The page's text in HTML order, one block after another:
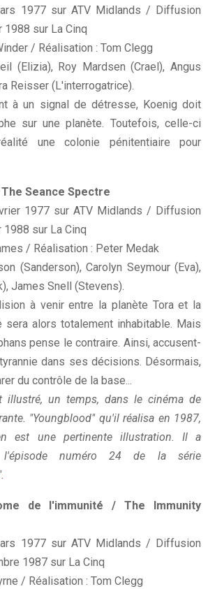
1977 sur ATV Midlands / Diffusion
1988 sur La Cinq
/ Réalisation : Tom Clegg
(Elizia), Roy Mardsen (Crael), Angus
Reisser (L'interrogatrice).
à un signal de détresse, Koenig doit
sur une planète. Toutefois, celle-ci
une colonie pénitentiaire pour
Seance Spectre
1977 sur ATV Midlands / Diffusion
1988 sur La Cinq
/ Réalisation : Peter Medak
(Sanderson), Carolyn Seymour (Eva),
James Snell (Stevens).
à venir entre la planète Tora et la
sera alors totalement inhabitable. Mais
pense le contraire. Ainsi, accusent-
dans ses décisions. Désormais,
du contrôle de la base...
illustré, un temps, dans le cinéma de
"Youngblood" qu'il réalisa en 1987,
est une pertinente illustration. Il a
l'épisode numéro 24 de la série
de l'immunité / The Immunity
1977 sur ATV Midlands / Diffusion
1987 sur La Cinq
/ Réalisation : Tom Clegg